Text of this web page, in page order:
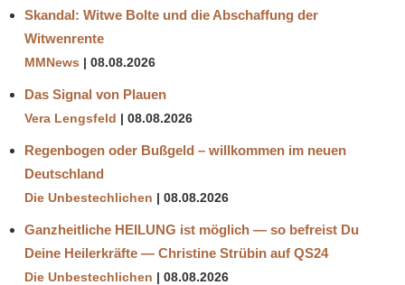
Skandal: Witwe Bolte und die Abschaffung der
Witwenrente
MMNews 08.08.2026
Das Signal von Plauen
Vera Lengsfeld 08.08.2026
Regenbogen oder Bußgeld – willkommen im neuen
Deutschland
Die Unbestechlichen 08.08.2026
Ganzheitliche HEILUNG ist möglich — so befreist Du
Deine Heilerkräfte — Christine Strübin auf QS24
Die Unbestechlichen 08.08.2026